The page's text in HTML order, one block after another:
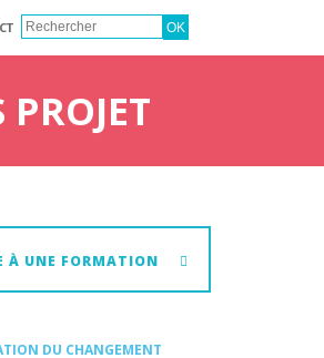
À UNE FORMATION
DU CHANGEMENT